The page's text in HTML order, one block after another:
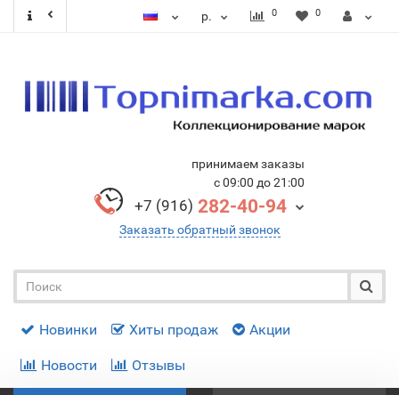
р. 0 0
принимаем заказы
с 09:00 до 21:00
+7 (916) 282-40-94
Заказать обратный звонок
Новинки Хиты продаж Акции
Новости Отзывы